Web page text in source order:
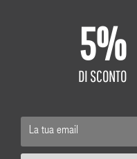
5%
DI SCONTO